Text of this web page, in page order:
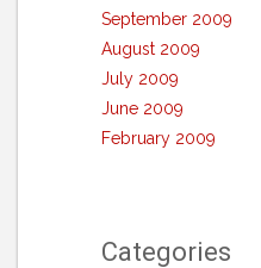
September 2009
August 2009
July 2009
June 2009
February 2009
Categories